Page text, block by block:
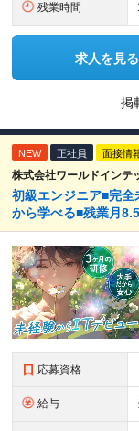
残業時間
求人を見る
掲
NEW 正社員 面接情
株式会社ワールドインテ
初級エンジニア■完
から学べる■残業月
応募資格
給与